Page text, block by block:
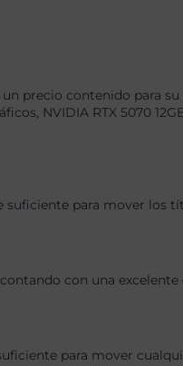
precio contenido para
NVIDIA RTX 5070
suficiente para mover los
con una
para mover